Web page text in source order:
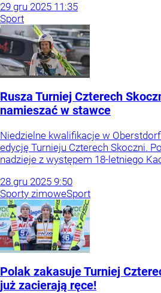
29 gru 2025 11:35
Sport
Rusza Turniej Czterech
namieszać w stawce
Niedzielne kwalifikacje w
edycję Turnieju Czterech Skoczni.
nadzieje z występem 18-letniego
28 gru 2025 9:50
Sporty zimoweSport
Polak zakasuje Turniej
już zacierają ręce!